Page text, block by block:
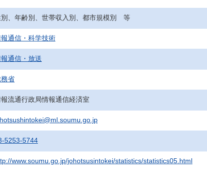
、年齢別、世帯収入別、都市規模別 等
通信・科学技術
通信・放送
省
流通行政局情報通信経済室
5253-5744
www.soumu.go.jp/johotsusintokei/statistics/statistics05.html